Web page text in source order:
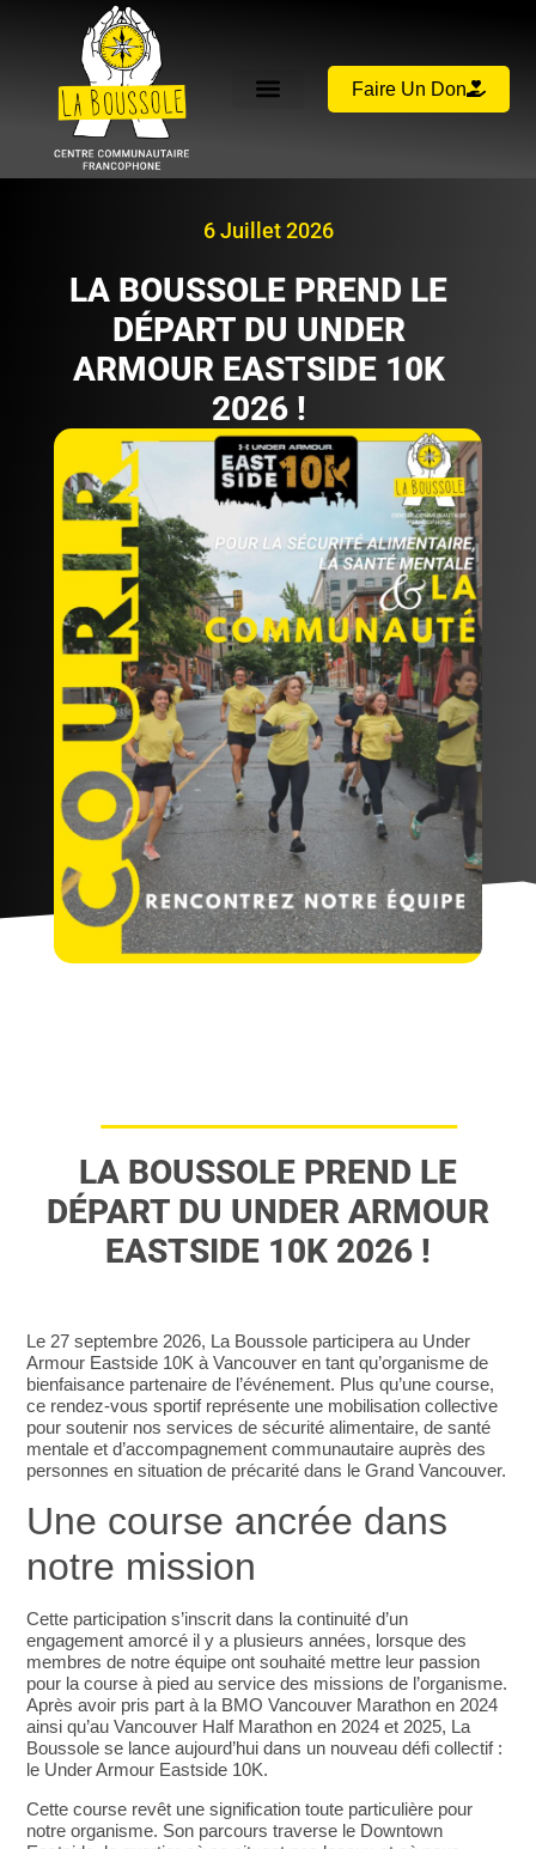
Faire Un Don
6 Juillet 2026
LA BOUSSOLE PREND LE
DÉPART DU UNDER
ARMOUR EASTSIDE 10K
2026 !
LA BOUSSOLE PREND LE
DÉPART DU UNDER ARMOUR
EASTSIDE 10K 2026 !
Le 27 septembre 2026, La Boussole participera au Under
Armour Eastside 10K à Vancouver en tant qu’organisme de
bienfaisance partenaire de l’événement. Plus qu’une course,
ce rendez-vous sportif représente une mobilisation collective
pour soutenir nos services de sécurité alimentaire, de santé
mentale et d’accompagnement communautaire auprès des
personnes en situation de précarité dans le Grand Vancouver.
Une course ancrée dans
notre mission
Cette participation s’inscrit dans la continuité d’un
engagement amorcé il y a plusieurs années, lorsque des
membres de notre équipe ont souhaité mettre leur passion
pour la course à pied au service des missions de l’organisme.
Après avoir pris part à la BMO Vancouver Marathon en 2024
ainsi qu’au Vancouver Half Marathon en 2024 et 2025, La
Boussole se lance aujourd’hui dans un nouveau défi collectif :
le Under Armour Eastside 10K.
Cette course revêt une signification toute particulière pour
notre organisme. Son parcours traverse le Downtown